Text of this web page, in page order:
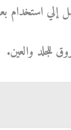
إلي
للجلد والعين.